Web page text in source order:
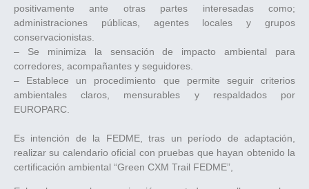
positivamente ante otras partes interesadas como;
administraciones públicas, agentes locales y grupos
conservacionistas.
– Se minimiza la sensación de impacto ambiental para
corredores, acompañantes y seguidores.
– Establece un procedimiento que permite seguir criterios
ambientales claros, mensurables y respaldados por
EUROPARC.
Es intención de la FEDME, tras un período de adaptación,
realizar su calendario oficial con pruebas que hayan obtenido la
certificación ambiental “Green CXM Trail FEDME”,